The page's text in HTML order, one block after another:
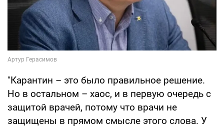
"Карантин – это было правильное решение.
Но в остальном – хаос, и в первую очередь с
защитой врачей, потому что врачи не
защищены в прямом смысле этого слова. У